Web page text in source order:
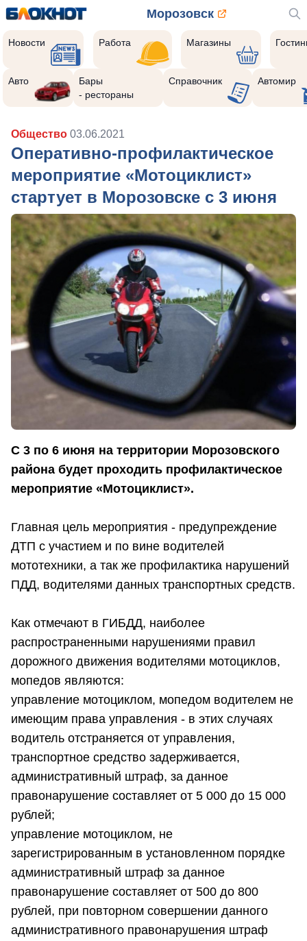
Морозовск
Новости Работа Магазины
Авто
Бары
- рестораны
Справочник Автомир
Общество 03.06.2021
Оперативно-профилактическое
мероприятие «Мотоциклист»
стартует в Морозовске с 3 июня
С 3 по 6 июня на территории Морозовского
района будет проходить профилактическое
мероприятие «Мотоциклист».
Главная цель мероприятия - предупреждение
ДТП с участием и по вине водителей
мототехники, а так же профилактика нарушений
ПДД, водителями данных транспортных средств.
Как отмечают в ГИБДД, наиболее
распространенными нарушениями правил
дорожного движения водителями мотоциклов,
мопедов являются:
управление мотоциклом, мопедом водителем не
имеющим права управления - в этих случаях
водитель отстраняется от управления,
транспортное средство задерживается,
административный штраф, за данное
правонарушение составляет от 5 000 до 15 000
рублей;
управление мотоциклом, не
зарегистрированным в установленном порядке
административный штраф за данное
правонарушение составляет от 500 до 800
рублей, при повторном совершении данного
административного правонарушения штраф